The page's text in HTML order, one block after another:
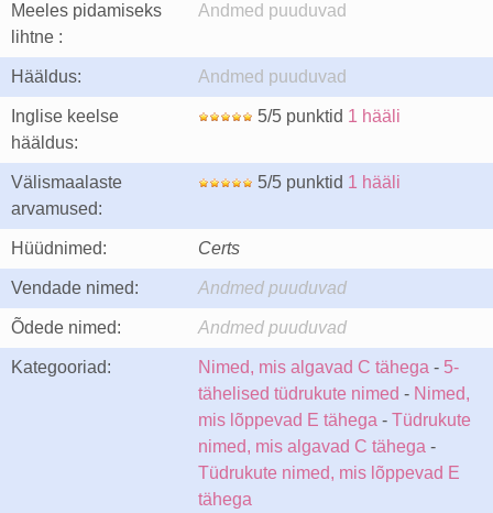
Meeles pidamiseks
lihtne :
Andmed puuduvad
Hääldus: Andmed puuduvad
Inglise keelse
hääldus:
5/5 punktid 1 hääli
Välismaalaste
arvamused:
5/5 punktid 1 hääli
Hüüdnimed: Certs
Vendade nimed: Andmed puuduvad
Õdede nimed: Andmed puuduvad
Kategooriad: Nimed, mis algavad C tähega - 5-
tähelised tüdrukute nimed - Nimed,
mis lõppevad E tähega - Tüdrukute
nimed, mis algavad C tähega -
Tüdrukute nimed, mis lõppevad E
tähega